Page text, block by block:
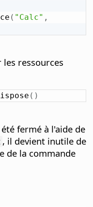
( "Calc" ,
ressources
( )
fermé à l'aide de
, il devient inutile de
de la commande